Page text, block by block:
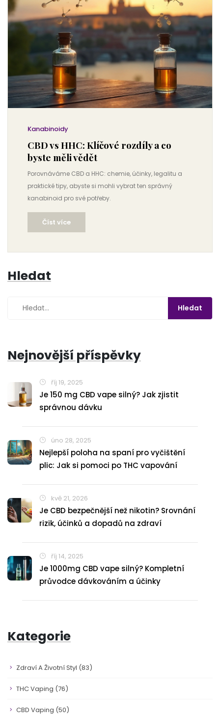
Kanabinoidy
CBD vs HHC: Klíčové rozdíly a co
byste měli vědět
Porovnáváme CBD a HHC: chemie, účinky, legalitu a
praktické tipy, abyste si mohli vybrat ten správný
kanabinoid pro své potřeby.
Číst více
Hledat
Nejnovější příspěvky
říj 19, 2025
Je 150 mg CBD vape silný? Jak zjistit
správnou dávku
úno 28, 2025
Nejlepší poloha na spaní pro vyčištění
plic: Jak si pomoci po THC vapování
kvě 21, 2026
Je CBD bezpečnější než nikotin? Srovnání
rizik, účinků a dopadů na zdraví
říj 14, 2025
Je 1000mg CBD vape silný? Kompletní
průvodce dávkováním a účinky
Kategorie
Zdraví A Životní Styl (83)
THC Vaping (76)
CBD Vaping (50)